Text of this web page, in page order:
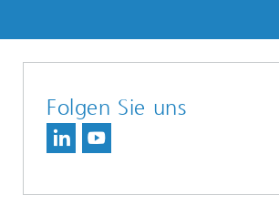
Folgen Sie uns